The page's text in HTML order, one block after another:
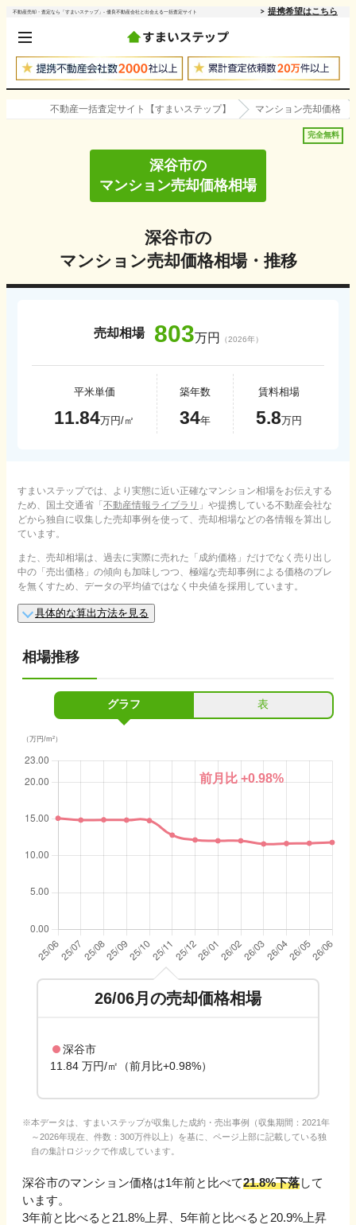
不動産売却・査定なら「すまいステップ」- 優良不動産会社と出会える一括査定サイト 提携希望はこちら
不動産一括査定サイト【すまいステップ】 マンション売却価格
完全無料
深谷市の
マンション売却価格相場
深谷市の
マンション売却価格相場・推移
売却相場 803万円 （2026年）
平米単価
11.84万円/㎡
築年数
34年
賃料相場
5.8万円
すまいステップでは、より実態に近い正確なマンション相場をお伝えする
ため、国土交通省「不動産情報ライブラリ 」や提携している不動産会社な
どから独自に収集した売却事例を使って、売却相場などの各情報を算出し
ています。
また、売却相場は、過去に実際に売れた「成約価格」だけでなく売り出し
中の「売出価格」の傾向も加味しつつ、極端な売却事例による価格のブレ
を無くすため、データの平均値ではなく中央値を採用しています。
具体的な算出方法を見る
相場推移
グラフ 表
（万円/m²）
前月比+0.98%
26/06月の売却価格相場
深谷市
11.84 万円/㎡（前月比+0.98%）
本データは、すまいステップが収集した成約・売出事例（収集期間：2021年
～2026年現在、件数：300万件以上）を基に、ページ上部に記載している独
自の集計ロジックで作成しています。
深谷市のマンション価格は1年前と比べて21.8%下落して
います。
3年前と比べると 21.8%上昇 5年前と比べると 20.9%上昇